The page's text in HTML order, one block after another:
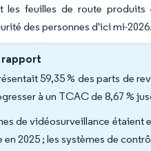
les feuilles de route
des personnes d'ici mi-2026.
rapport
59,35 % des parts de
à un TCAC de 8,67 %
de vidéosurveillance étaient
2025 ; les systèmes de